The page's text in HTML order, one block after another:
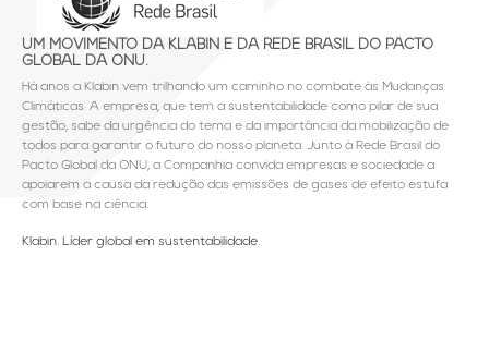
UM MOVIMENTO DA KLABIN E DA REDE BRASIL DO PACTO
GLOBAL DA ONU.
Há anos a Klabin vem trilhando um caminho no combate às Mudanças
Climáticas. A empresa, que tem a sustentabilidade como pilar de sua
gestão, sabe da urgência do tema e da importância da mobilização de
todos para garantir o futuro do nosso planeta. Junto à Rede Brasil do
Pacto Global da ONU, a Companhia convida empresas e sociedade a
apoiarem a causa da redução das emissões de gases de efeito estufa
com base na ciência.
Klabin. Líder global em sustentabilidade.